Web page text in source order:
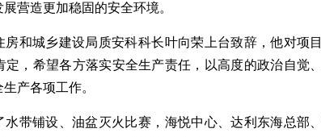
营造更加稳固的安全环境。
房和城乡建设局质安科科长叶向荣上台致辞，他对项
，希望各方落实安全生产责任，以高度的政治自觉、
产各项工作。
水带铺设、油盆灭火比赛，海悦中心、达利东海总部